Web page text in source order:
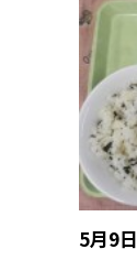
5月9日